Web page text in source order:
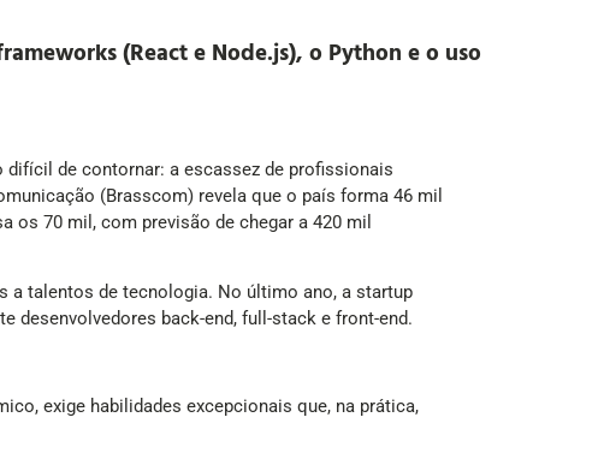
(React e Node.js), o Python e o uso
de contornar: a escassez de profissionais
(Brasscom) revela que o país forma 46 mil
os 70 mil, com previsão de chegar a 420 mil
a talentos de tecnologia. No último ano, a startup
desenvolvedores back-end, full-stack e front-end.
exige habilidades excepcionais que, na prática,